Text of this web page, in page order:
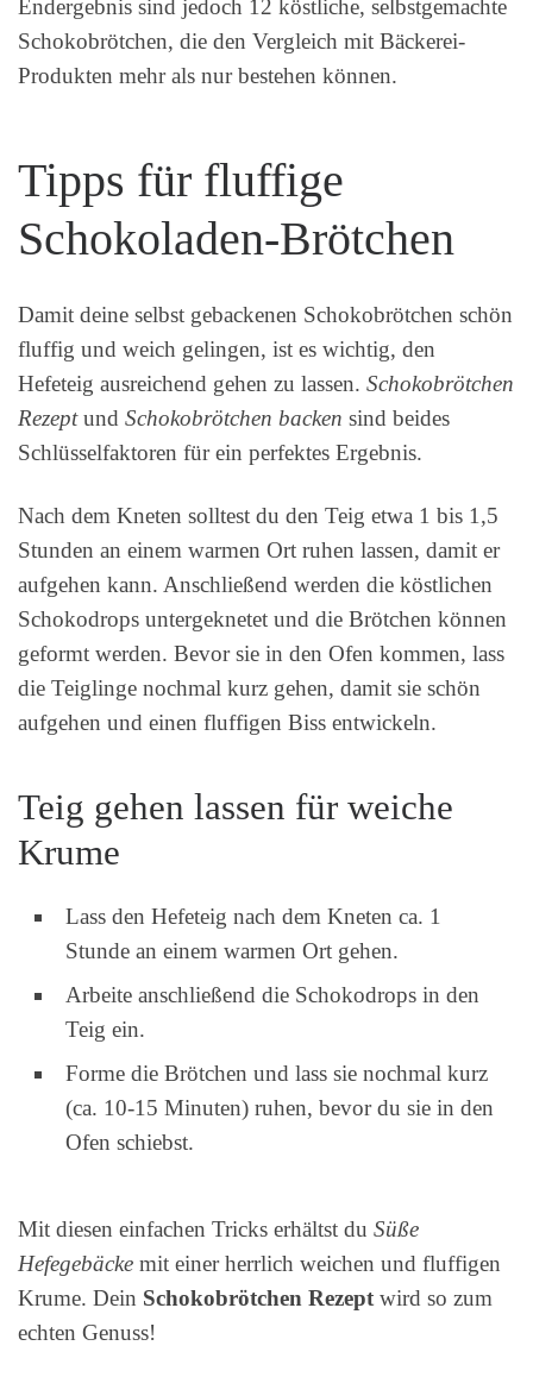
Endergebnis sind jedoch 12 köstliche, selbstgemachte
Schokobrötchen, die den Vergleich mit Bäckerei-
Produkten mehr als nur bestehen können.
Tipps für fluffige
Schokoladen-Brötchen
Damit deine selbst gebackenen Schokobrötchen schön
fluffig und weich gelingen, ist es wichtig, den
Hefeteig ausreichend gehen zu lassen. Schokobrötchen
Rezeptund Schokobrötchen backen sind beides
Schlüsselfaktoren für ein perfektes Ergebnis.
Nach dem Kneten solltest du den Teig etwa 1 bis 1,5
Stunden an einem warmen Ort ruhen lassen, damit er
aufgehen kann. Anschließend werden die köstlichen
Schokodrops untergeknetet und die Brötchen können
geformt werden. Bevor sie in den Ofen kommen, lass
die Teiglinge nochmal kurz gehen, damit sie schön
aufgehen und einen fluffigen Biss entwickeln.
Teig gehen lassen für weiche
Krume
Lass den Hefeteig nach dem Kneten ca. 1
Stunde an einem warmen Ort gehen.
Arbeite anschließend die Schokodrops in den
Teig ein.
Forme die Brötchen und lass sie nochmal kurz
(ca. 10-15 Minuten) ruhen, bevor du sie in den
Ofen schiebst.
Mit diesen einfachen Tricks erhältst du Süße
Hefegebäcke mit einer herrlich weichen und fluffigen
Krume. Dein Schokobrötchen Rezeptwird so zum
echten Genuss!